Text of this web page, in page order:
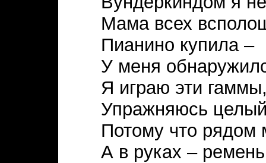
Мама всех
Пианино купила –
У меня
Я играю эти
Упражняюсь
Потому что рядом
А в руках –